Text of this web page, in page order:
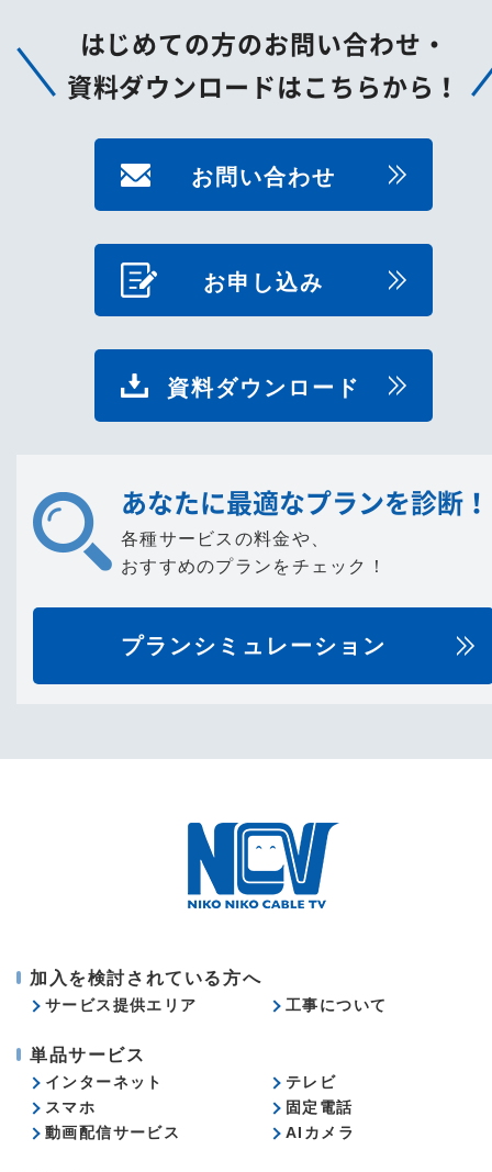
はじめての方のお問い合わせ・
資料ダウンロードはこちらから！
お問い合わせ
お申し込み
資料ダウンロード
あなたに最適なプランを診断！
各種サービスの料金や、
おすすめのプランをチェック！
プランシミュレーション
加入を検討されている方へ
サービス提供エリア 工事について
単品サービス
インターネット
テレビ
スマホ
固定電話
動画配信サービス
AIカメラ